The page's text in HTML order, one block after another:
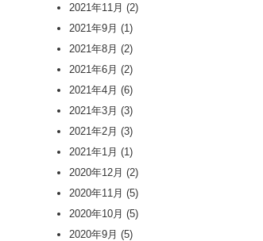
2021年11月 (2)
2021年9月 (1)
2021年8月 (2)
2021年6月 (2)
2021年4月 (6)
2021年3月 (3)
2021年2月 (3)
2021年1月 (1)
2020年12月 (2)
2020年11月 (5)
2020年10月 (5)
2020年9月 (5)